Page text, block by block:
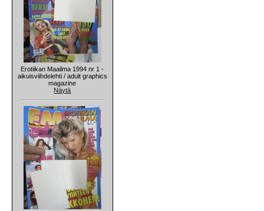
Erotiikan Maailma 1994 nr 1 -
aikuisviihdelehti / adult graphics
magazine
Näytä